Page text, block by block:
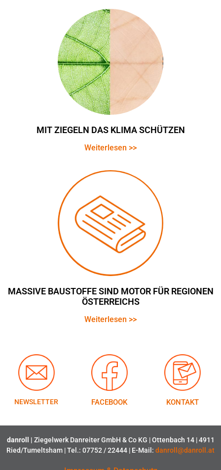
MIT ZIEGELN DAS KLIMA SCHÜTZEN
Weiterlesen >>
MASSIVE BAUSTOFFE SIND MOTOR FÜR REGIONEN
ÖSTERREICHS
Weiterlesen >>
NEWSLETTER FACEBOOK KONTAKT
danroll | Ziegelwerk Danreiter GmbH & Co KG | Ottenbach 14 | 4911
Ried/Tumeltsham | Tel.: 07752 / 22444 | E-Mail: danroll@danroll.at